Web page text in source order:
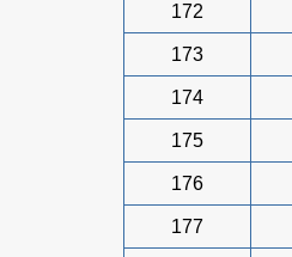
172
173
174
175
176
177